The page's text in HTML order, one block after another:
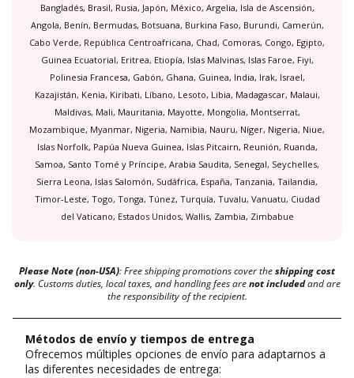
Bangladés, Brasil, Rusia, Japón, México, Argelia, Isla de Ascensión,
Angola, Benín, Bermudas, Botsuana, Burkina Faso, Burundi, Camerún,
Cabo Verde, República Centroafricana, Chad, Comoras, Congo, Egipto,
Guinea Ecuatorial, Eritrea, Etiopía, Islas Malvinas, Islas Faroe, Fiyi,
Polinesia Francesa, Gabón, Ghana, Guinea, India, Irak, Israel,
Kazajistán, Kenia, Kiribati, Líbano, Lesoto, Libia, Madagascar, Malaui,
Maldivas, Mali, Mauritania, Mayotte, Mongolia, Montserrat,
Mozambique, Myanmar, Nigeria, Namibia, Nauru, Níger, Nigeria, Niue,
Islas Norfolk, Papúa Nueva Guinea, Islas Pitcairn, Reunión, Ruanda,
Samoa, Santo Tomé y Príncipe, Arabia Saudita, Senegal, Seychelles,
Sierra Leona, Islas Salomón, Sudáfrica, España, Tanzania, Tailandia,
Timor-Leste, Togo, Tonga, Túnez, Turquía, Tuvalu, Vanuatu, Ciudad
del Vaticano, Estados Unidos, Wallis, Zambia, Zimbabue
Please Note (non-USA): Free shipping promotions cover theshipping cost
only. Customs duties, local taxes, and handling fees arenot includedand are
the responsibility of the recipient.
Métodos de envío y tiempos de entrega
Ofrecemos múltiples opciones de envío para adaptarnos a
las diferentes necesidades de entrega: